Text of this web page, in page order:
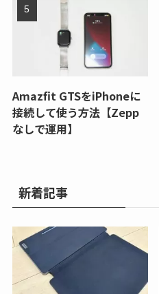
Amazfit GTSをiPhoneに
接続して使う方法【Zepp
なしで運用】
新着記事